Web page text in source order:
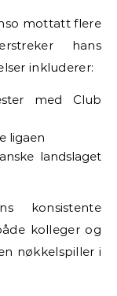
mottatt flere
hans
inkluderer:
med Club
ligaen
landslaget
konsistente
kolleger og
nøkkelspiller i